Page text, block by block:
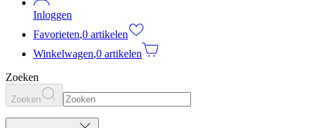
Inloggen
Favorieten,0 artikelen
Winkelwagen,0 artikelen
Zoeken
Zoeken